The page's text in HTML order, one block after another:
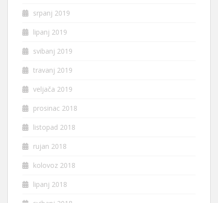
srpanj 2019
lipanj 2019
svibanj 2019
travanj 2019
veljača 2019
prosinac 2018
listopad 2018
rujan 2018
kolovoz 2018
lipanj 2018